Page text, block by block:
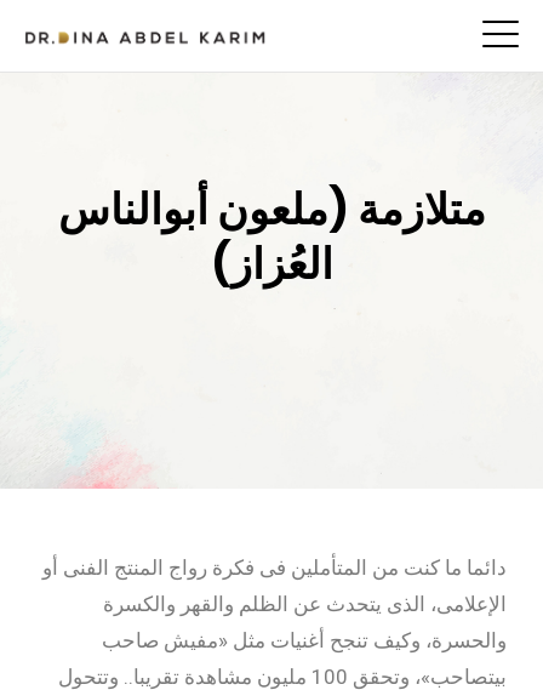
متلازمة (ملعون أبوالناس
العُزاز)
دائما ما كنت من المتأملين فى فكرة رواج المنتج الفنى أو
الإعلامى، الذى يتحدث عن الظلم والقهر والكسرة
والحسرة، وكيف تنجح أغنيات مثل «مفيش صاحب
بيتصاحب»، وتحقق 100 مليون مشاهدة تقريبا.. وتتحول